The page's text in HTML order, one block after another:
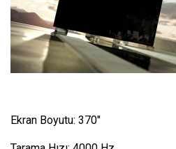
Ekran Boyutu: 370″